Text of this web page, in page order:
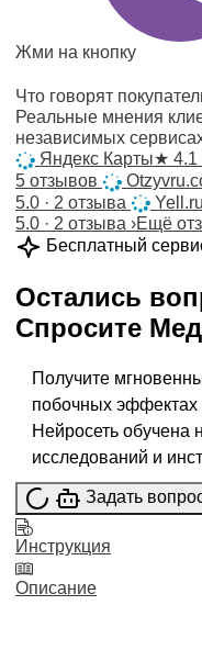
Жми на кнопку
Что говорят
Реальные мнения
независимых
Яндекс Карты★ 4.1
5 отзывов
5.0 · 2 отзыва
Yell.ru
5.0 · 2 отзыва ›Ещё
Бесплатный
Остались
Спросите
Получите
побочных эффектах
Нейросеть обучена
исследований и
Задать
Инструкция
Описание